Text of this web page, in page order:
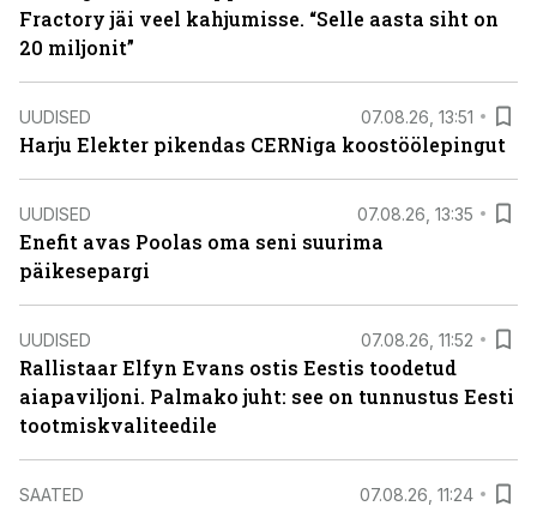
Fractory jäi veel kahjumisse. “Selle aasta siht on
20 miljonit”
UUDISED 07.08.26, 13:51
Harju Elekter pikendas CERNiga koostöölepingut
UUDISED 07.08.26, 13:35
Enefit avas Poolas oma seni suurima
päikesepargi
UUDISED 07.08.26, 11:52
Rallistaar Elfyn Evans ostis Eestis toodetud
aiapaviljoni. Palmako juht: see on tunnustus Eesti
tootmiskvaliteedile
SAATED 07.08.26, 11:24